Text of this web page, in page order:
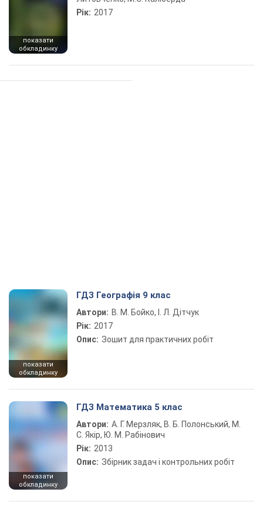
показати
обкладинку
Рік: 2017
показати
обкладинку
ГДЗ Географія 9 клас
Автори: В. М. Бойко, І. Л. Дітчук
Рік: 2017
Опис: Зошит для практичних робіт
показати
обкладинку
ГДЗ Математика 5 клас
Автори: А. Г. Мерзляк, В. Б. Полонський, М.
С. Якір, Ю. М. Рабінович
Рік: 2013
Опис: Збірник задач і контрольних робіт